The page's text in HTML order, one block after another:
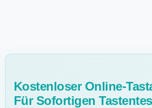
Kostenloser Online-
Für Sofortigen